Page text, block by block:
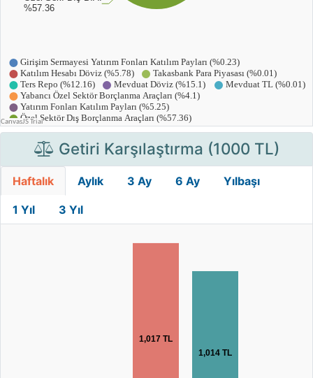
Getiri Karşılaştırma (1000 TL)
Haftalık Aylık 3 Ay 6 Ay Yılbaşı
1 Yıl 3 Yıl